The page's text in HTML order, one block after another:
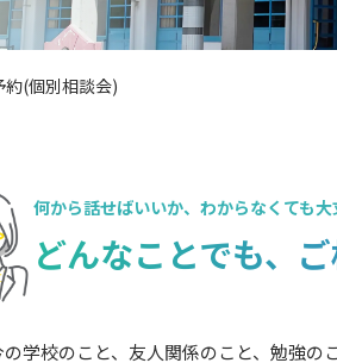
(個別相談会)
何から話せばいいか、 わからなくても大
どんなことでも、
学校のこと、友人関係のこと、勉強の